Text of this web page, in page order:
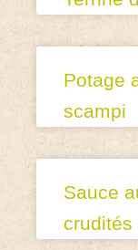
Potage
scampi
Sauce
crudités